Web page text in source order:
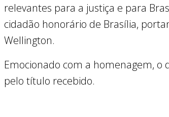
relevantes para a justiça e para
cidadão honorário de Brasília,
Wellington.
Emocionado com a homenagem,
pelo título recebido.